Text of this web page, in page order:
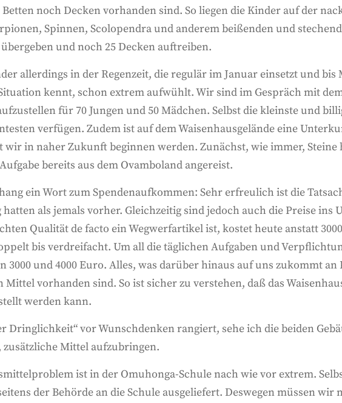
noch Decken vorhanden sind. So liegen die Kinder auf der
Spinnen, Scolopendra und anderem beißenden und
übergeben und noch 25 Decken auftreiben.
allerdings in der Regenzeit, die regulär im Januar einsetzt und
kennt, schon extrem aufwühlt. Wir sind im Gespräch mit
für 70 Jungen und 50 Mädchen. Selbst die kleinste und
verfügen. Zudem ist auf dem Waisenhausgelände eine
in naher Zukunft beginnen werden. Zunächst, wie immer, Steine
bereits aus dem Ovamboland angereist.
ein Wort zum Spendenaufkommen: Sehr erfreulich ist die
hatten als jemals vorher. Gleichzeitig sind jedoch auch die Preise
Qualität de facto ein Wegwerfartikel ist, kostet heute anstatt
bis verdreifacht. Um all die täglichen Aufgaben und
3000 und 4000 Euro. Alles, was darüber hinaus auf uns zukommt
Mittel vorhanden sind. So ist sicher zu verstehen, daß das
werden kann.
Dringlichkeit“ vor Wunschdenken rangiert, sehe ich die beiden
zusätzliche Mittel aufzubringen.
ist in der Omuhonga-Schule nach wie vor extrem.
der Behörde an die Schule ausgeliefert. Deswegen müssen wir